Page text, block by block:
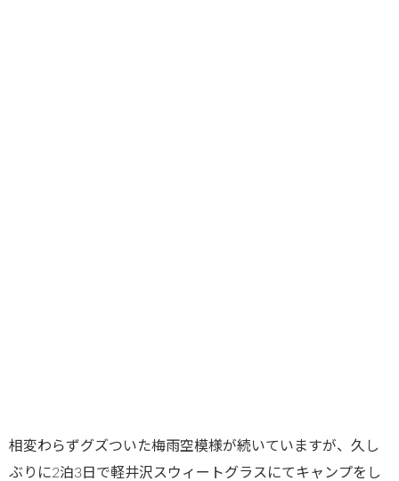
相変わらずグズついた梅雨空模様が続いていますが、久し
ぶりに2泊3日で軽井沢スウィートグラスにてキャンプをし